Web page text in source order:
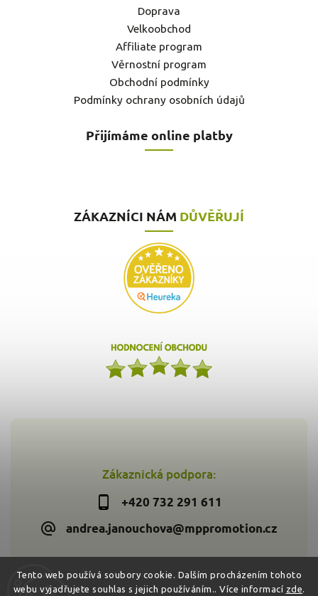
Tento web používá soubory cookie. Dalším procházením tohoto
webu vyjadřujete souhlas s jejich používáním.. Více informací zde.
Zákaznická podpora:
+420 732 291 611
andrea.janouchova@mppromotion.cz
Doprava
Velkoobchod
Affiliate program
Věrnostní program
Obchodní podmínky
Podmínky ochrany osobních údajů
Přijímáme online platby
ZÁKAZNÍCI NÁM DŮVĚŘUJÍ
Copyright 2026Zdravýkoš.cz. Všechna práva vyhrazena.